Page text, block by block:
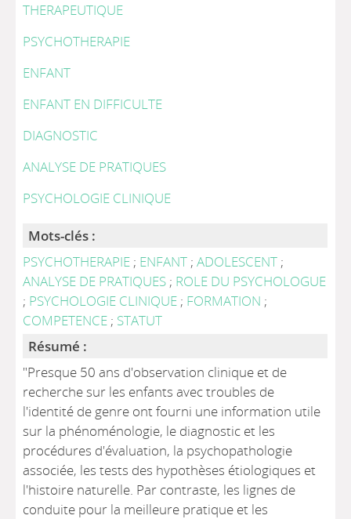
THERAPEUTIQUE
PSYCHOTHERAPIE
ENFANT
ENFANT EN DIFFICULTE
DIAGNOSTIC
ANALYSE DE PRATIQUES
PSYCHOLOGIE CLINIQUE
Mots-clés :
PSYCHOTHERAPIE ; ENFANT ;ADOLESCENT ;
ANALYSE DE PRATIQUES ; ROLE DU PSYCHOLOGUE
; PSYCHOLOGIE CLINIQUE ; FORMATION ;
COMPETENCE ; STATUT
Résumé :
"Presque 50 ans d'observation clinique et de
recherche sur les enfants avec troubles de
l'identité de genre ont fourni une information utile
sur la phénoménologie, le diagnostic et les
procédures d'évaluation, la psychopathologie
associée, les tests des hypothèses étiologiques et
l'histoire naturelle. Par contraste, les lignes de
conduite pour la meilleure pratique et les